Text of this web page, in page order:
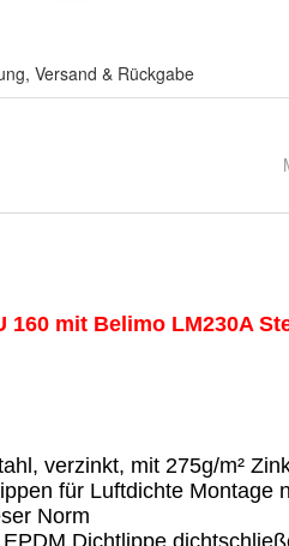
Versand & Rückgabe